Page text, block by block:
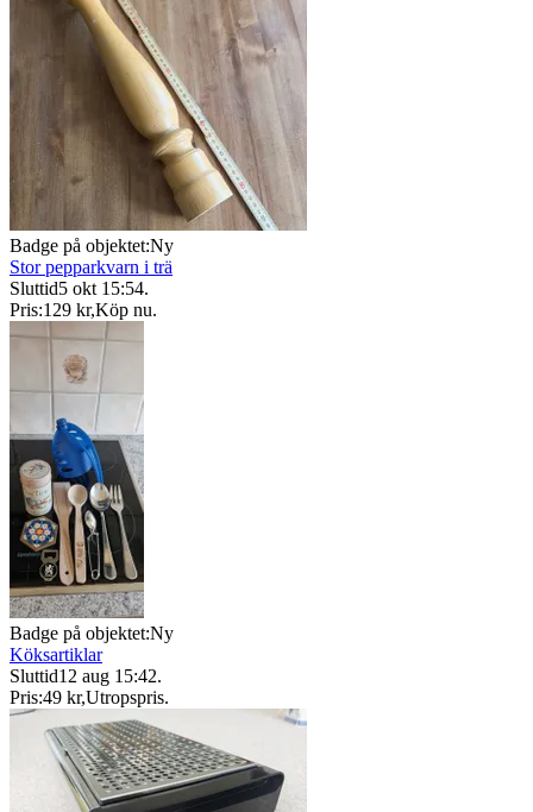
Badge på objektet:Ny
Stor pepparkvarn i trä
Sluttid5 okt 15:54.
Pris:129 kr,Köp nu.
Badge på objektet:Ny
Köksartiklar
Sluttid12 aug 15:42.
Pris:49 kr,Utropspris.